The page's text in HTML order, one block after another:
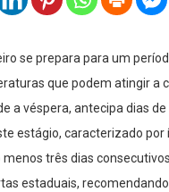
se prepara para um
que podem atingir a
a véspera, antecipa dias
estágio, caracterizado por
menos três dias
estaduais,